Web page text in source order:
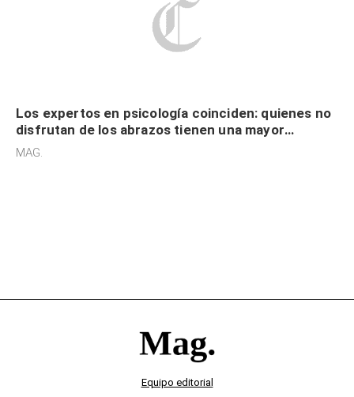
Los expertos en psicología coinciden: quienes no
disfrutan de los abrazos tienen una mayor
sensibilidad a los estímulos físicos y no es por
MAG.
Equipo editorial